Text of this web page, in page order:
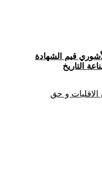
قيم الشهادة
التاريخ
الاقليات و حق